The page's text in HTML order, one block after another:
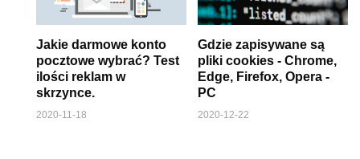
Jakie darmowe konto
pocztowe wybrać? Test
ilości reklam w
skrzynce.
2020-11-18
Gdzie zapisywane są
pliki cookies - Chrome,
Edge, Firefox, Opera -
PC
2020-12-22